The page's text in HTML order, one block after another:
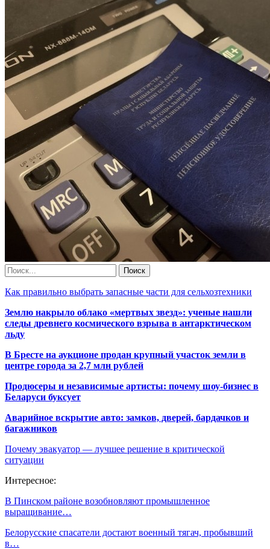
Как правильно выбрать запасные части для сельхозтехники
Землю накрыло облако «мертвых звезд»: ученые нашли
следы древнего космического взрыва в антарктическом
льду
В Бресте на аукционе продан крупный участок земли в
центре города за 2,7 млн рублей
Продюсеры и независимые артисты: почему шоу-бизнес в
Беларуси буксует
Аварийное вскрытие авто: замков, дверей, бардачков и
багажников
Почему эвакуатор — лучшее решение в критической
ситуации
Интересное:
В Пинском районе возобновляют промышленное
выращивание…
Белорусские спасатели достают военный тягач, пробывший
в…